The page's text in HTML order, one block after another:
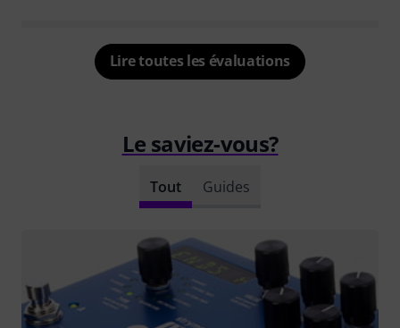
Lire toutes les évaluations
Le saviez-vous?
Tout Guides